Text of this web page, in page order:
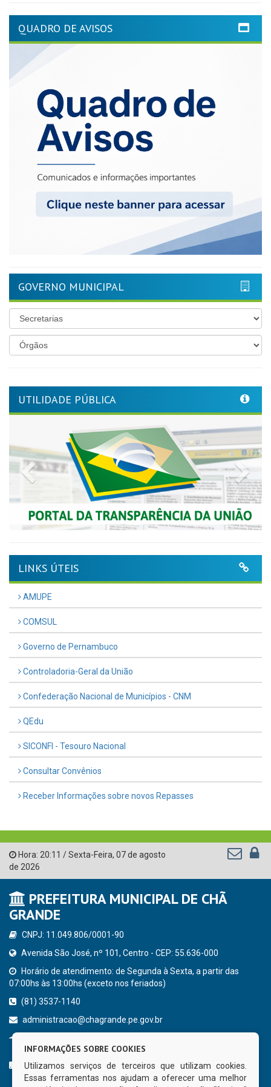
QUADRO DE AVISOS
GOVERNO MUNICIPAL
UTILIDADE PÚBLICA
Previous
LINKS ÚTEIS
AMUPE
COMSUL
Governo de Pernambuco
Controladoria-Geral da União
Confederação Nacional de Municípios - CNM
QEdu
SICONFI - Tesouro Nacional
Consultar Convênios
Receber Informações sobre novos Repasses
Hora: 20:11 /Sexta-Feira, 07 de agosto
de 2026
PREFEITURA MUNICIPAL DE CHÃ
GRANDE
CNPJ: 11.049.806/0001-90
Avenida São José, nº 101, Centro - CEP: 55.636-000
Horário de atendimento: de Segunda à Sexta, a partir das
07:00hs às 13:00hs (exceto nos feriados)
(81) 3537-1140
administracao@chagrande.pe.gov.br
CURTA NOSSA FAN PAGE
INFORMAÇÕES SOBRE COOKIES
Utilizamos serviços de terceiros que utilizam cookies.
Essas ferramentas nos ajudam a oferecer uma melhor